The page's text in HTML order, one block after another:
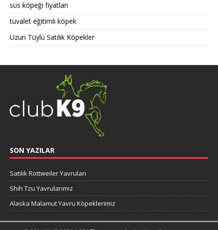
süs köpeği fiyatları
tuvalet eğitimli köpek
Uzun Tüylü Satılık Köpekler
SON YAZILAR
Satılık Rottweiler Yavruları
Shih Tzu Yavrularımız
Alaska Malamut Yavru Köpeklerimiz